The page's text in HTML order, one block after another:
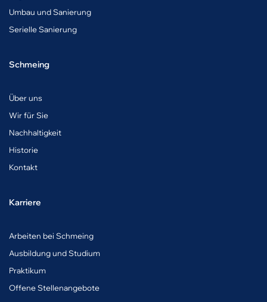
Umbau und Sanierung
Serielle Sanierung
Schmeing
Über uns
Wir für Sie
Nachhaltigkeit
Historie
Kontakt
Karriere
Arbeiten bei Schmeing
Ausbildung und Studium
Praktikum
Offene Stellenangebote